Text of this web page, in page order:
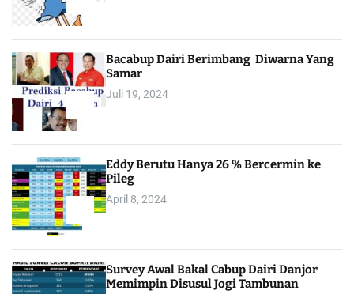
Bacabup Dairi Berimbang Diwarna Yang
Samar
Juli 19, 2024
Eddy Berutu Hanya 26 % Bercermin ke
Pileg
April 8, 2024
Survey Awal Bakal Cabup Dairi Danjor
Memimpin Disusul Jogi Tambunan